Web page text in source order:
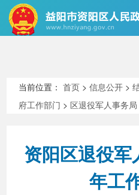
新闻中心
当前位置：首页 >信息公开 >
府工作部门 > 区退役军人事务局
资阳区退役
年工